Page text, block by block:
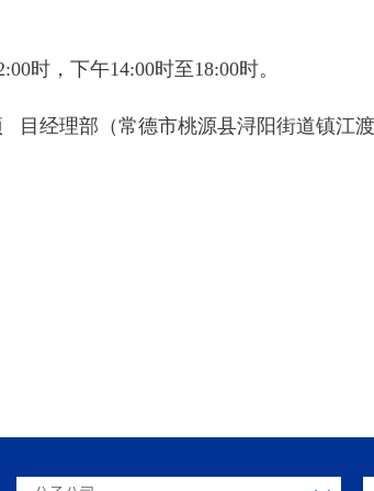
时，下午14:00时至18:00时。
目经理部（常德市桃源县浔阳街道镇江